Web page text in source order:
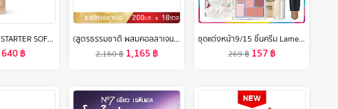
MOLECULOGY STARTER SOFT CREAM โมเลกุลโลจี้ สตาร์ทเตอร์ ซอฟท์ ครีม
640฿
(สูตรธรรมชาติ ผสมคอลลาเจน 200 มล. 3 แพค) บอนแบค ชุดเครื่องดื่มรังนกสำเร็จรูปผสมคอลลาเจน Bonback รังนกบอนแบค รังนก ของขวัญ ปีใหม่
2,160฿ 1,165 ฿
ชุดแต่งหน้า9/15 ชิ้นครีม Lameila BB + แป้ง + อายแชโดว์ + มาสคาร่า + ดินสอเขียนคิ้ว + ครีมไพรเมอร์แยก + ลิปสติก + ปากกาคอนทัวร์สองด้าน + อายไลเนอร์
269฿ 157฿